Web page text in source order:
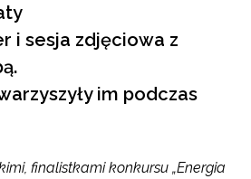
i sesja zdjęciowa z
im podczas
finalistkami konkursu „Energia